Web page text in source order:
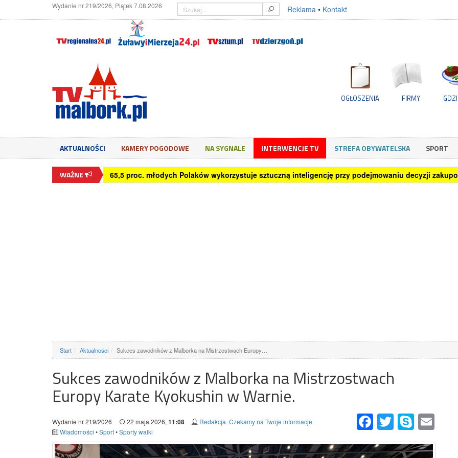
Wydanie nr 219/2026, Piątek 7.08.2026 Reklama • Kontakt
OGŁOSZENIA FIRMY
AKTUALNOŚCI KAMERY POGODOWE NA SYGNALE INTERWENCJE TV STREFA OBYWATELSKA SPORT
WAŻNE 65,5 proc. młodych Polaków wykorzystuje sztuczną inteligencję przy podejmowaniu decyzji
Start Aktualności Sukces zawodników z Malborka na Mistrzostwach Europy…
Sukces zawodników z Malborka na Mistrzostwach
Europy Karate Kyokushin w Warnie.
FacebookTwitter Skype
Wydanie nr 219/2026 22 maja 2026, 11:08
Redakcja. Czekamy na Twoje informacje.
Wiadomości •Sport•Sporty walki